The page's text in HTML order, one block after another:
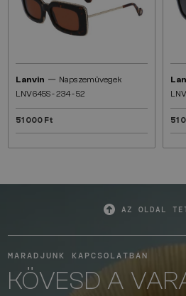
Lanvin — Napszemüvegek
LNV645S - 234 - 52
51 000 Ft 51
AZ OLDAL
MARADJUNK KAPCSOLATBAN
KÖVESD A